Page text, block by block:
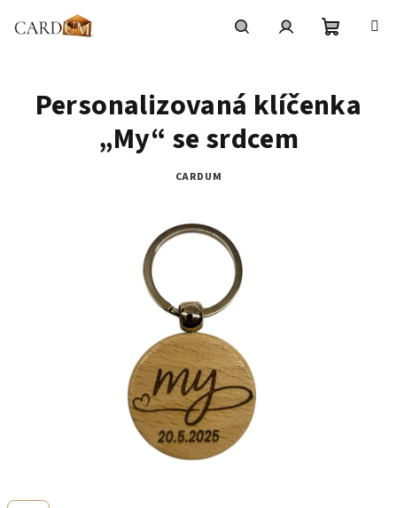
košík
Personalizovaná klíčenka
„My“ se srdcem
CARDUM